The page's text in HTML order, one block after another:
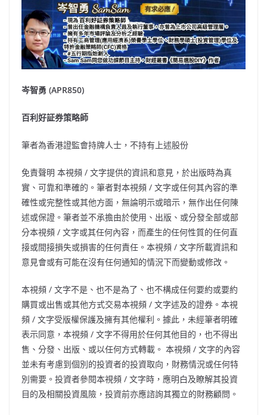
岑智勇 (APR850)
百利好証券策略師
筆者為香港證監會持牌人士，不持有上述股份
免責聲明 本視頻 / 文字提供的資訊和意見，於出版時為真
實、可靠和準確的。筆者對本視頻 / 文字或任何其內容的準
確性或完整性或其他方面，無論明示或暗示，無作出任何陳
述或保證。筆者並不承擔由於使用、出版、或分發全部或部
分本視頻 / 文字或其任何內容，而產生的任何性質的任何直
接或間接損失或損害的任何責任。本視頻 / 文字所載資訊和
意見會或有可能在沒有任何通知的情況下而變動或修改。
本視頻 / 文字不是、也不是為了、也不構成任何要約或要約
購買或出售或其他方式交易本視頻 / 文字述及的證券。本視
頻 / 文字受版權保護及擁有其他權利。據此，未經筆者明確
表示同意，本視頻 / 文字不得用於任何其他目的，也不得出
售、分發、出版、或以任何方式轉載。 本視頻 / 文字的內容
並未有考慮到個別的投資者的投資取向，財務情況或任何特
別需要。投資者參閱本視頻 / 文字時，應明白及瞭解其投資
目的及相關投資風險，投資前亦應諮詢其獨立的財務顧問。